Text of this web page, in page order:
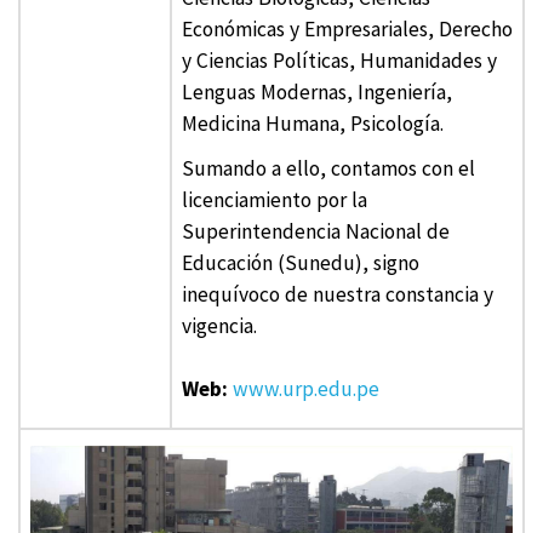
Económicas y Empresariales, Derecho
y Ciencias Políticas, Humanidades y
Lenguas Modernas, Ingeniería,
Medicina Humana, Psicología.
Sumando a ello, contamos con el
licenciamiento por la
Superintendencia Nacional de
Educación (Sunedu), signo
inequívoco de nuestra constancia y
vigencia.
Web: www.urp.edu.pe